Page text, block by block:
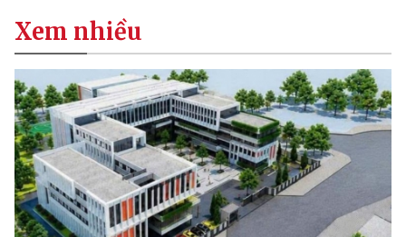
Xem nhiều